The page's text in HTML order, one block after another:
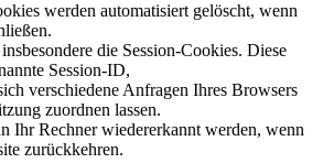
werden automatisiert gelöscht, wenn
die Session-Cookies. Diese
Session-ID,
Anfragen Ihres Browsers
zuordnen lassen.
Rechner wiedererkannt werden, wenn
zurückkehren.